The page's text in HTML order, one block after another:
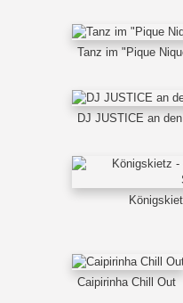
Tanz im "Pique
DJ JUSTICE an
Caipirinha Chill Out